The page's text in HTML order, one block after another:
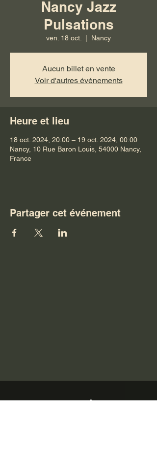
Nancy Jazz
Pulsations
ven. 18 oct. Nancy
Aucun billet en vente
Voir d'autres événements
Heure et lieu
18 oct. 2024, 20:00 – 19 oct. 2024, 00:00
Nancy, 10 Rue Baron Louis, 54000 Nancy,
France
Partager cet événement